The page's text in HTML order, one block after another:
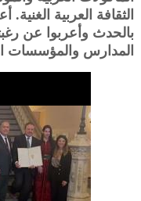
بالحدث وأعربوا عن
المدارس والمؤسسات